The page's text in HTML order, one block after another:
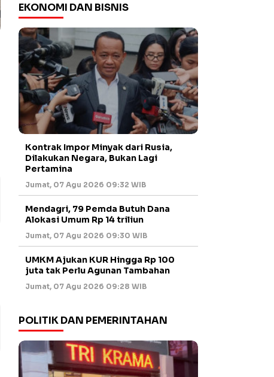
EKONOMI DAN BISNIS
Kontrak Impor Minyak dari Rusia,
Dilakukan Negara, Bukan Lagi
Pertamina
Jumat, 07 Agu 2026 09:32 WIB
Mendagri, 79 Pemda Butuh Dana
Alokasi Umum Rp 14 triliun
Jumat, 07 Agu 2026 09:30 WIB
UMKM Ajukan KUR Hingga Rp 100
juta tak Perlu Agunan Tambahan
Jumat, 07 Agu 2026 09:28 WIB
POLITIK DAN PEMERINTAHAN